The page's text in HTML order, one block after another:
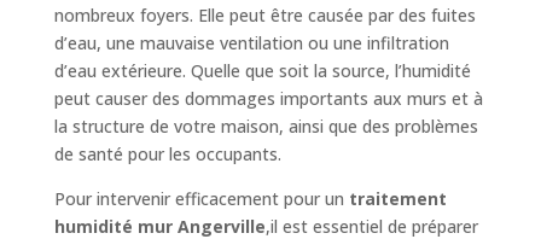
nombreux foyers. Elle peut être causée par des fuites
d’eau, une mauvaise ventilation ou une infiltration
d’eau extérieure. Quelle que soit la source, l’humidité
peut causer des dommages importants aux murs et à
la structure de votre maison, ainsi que des problèmes
de santé pour les occupants.
Pour intervenir efficacement pour un traitement
humidité mur Angerville,il est essentiel de préparer